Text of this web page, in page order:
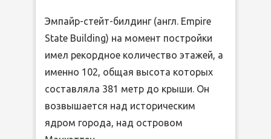
Эмпайр-стейт-билдинг (англ. Empire
State Building) на момент постройки
имел рекордное количество этажей, а
именно 102, общая высота которых
составляла 381 метр до крыши. Он
возвышается над историческим
ядром города, над островом